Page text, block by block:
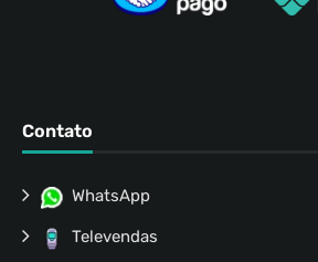
Contato
WhatsApp
Televendas